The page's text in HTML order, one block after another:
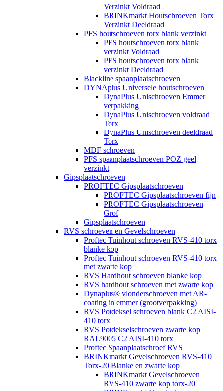
Verzinkt Voldraad
BRINKmarkt Houtschroeven Torx
Verzinkt Deeldraad
PFS houtschroeven torx blank verzinkt
PFS houtschroeven torx blank
verzinkt Voldraad
PFS houtschroeven torx blank
verzinkt Deeldraad
Blackline spaanplaatschroeven
DYNAplus Universele houtschroeven
DynaPlus Unischroeven Emmer
verpakking
DynaPlus Unischroeven voldraad
Torx
DynaPlus Unischroeven deeldraad
Torx
MDF schroeven
PFS spaanplaatschroeven POZ geel
verzinkt
Gipsplaatschroeven
PROFTEC Gipsplaatschroeven
PROFTEC Gipsplaatschroeven fijn
PROFTEC Gipsplaatschroeven
Grof
Gipsplaatschroeven
RVS schroeven en Gevelschroeven
Proftec Tuinhout schroeven RVS-410 torx
blanke kop
Proftec Tuinhout schroeven RVS-410 torx
met zwarte kop
RVS Hardhout schroeven blanke kop
RVS hardhout schroeven met zwarte kop
Dynaplus® vlonderschroeven met AR-
coating in emmer (grootverpakking)
RVS Potdeksel schroeven blank C2 AISI-
410 torx
RVS Potdekselschroeven zwarte kop
RAL9005 C2 AISI-410 torx
Proftec Spaanplaatschroef RVS
BRINKmarkt Gevelschroeven RVS-410
Torx-20 Blanke en zwarte kop
BRINKmarkt Gevelschroeven
RVS-410 zwarte kop torx-20